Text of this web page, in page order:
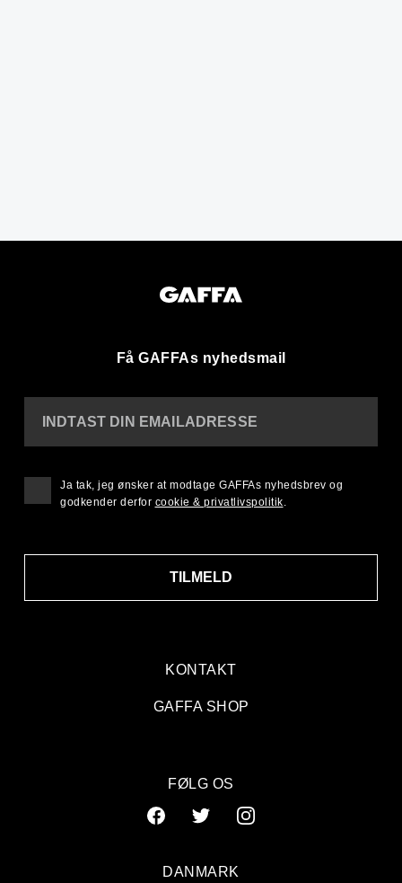
Få GAFFAs nyhedsmail
KONTAKT
GAFFA SHOP
INDTAST DIN EMAILADRESSE
TILMELD
Ja tak, jeg ønsker at modtage GAFFAs nyhedsbrev og
godkender derfor cookie & privatlivspolitik.
FØLG OS
DANMARK